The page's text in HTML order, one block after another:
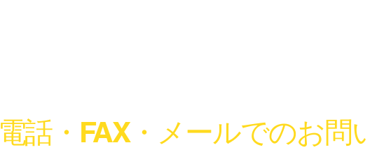
電話・FAX・メールでのお問